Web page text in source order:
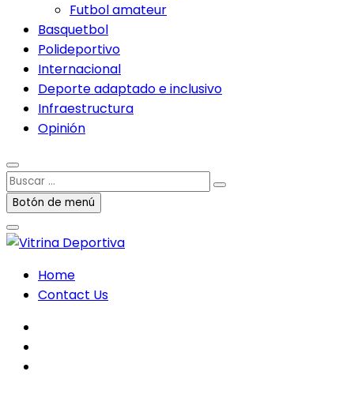
Futbol amateur
Basquetbol
Polideportivo
Internacional
Deporte adaptado e inclusivo
Infraestructura
Opinión
Buscar
…Botón de menú
Home
Contact Us